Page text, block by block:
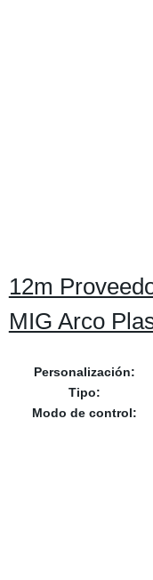
12m
MIG Arco
Personalización:
Tipo:
Modo de control: